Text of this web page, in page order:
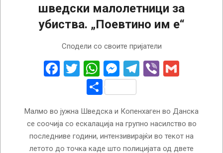
шведски малолетници за
убиствa. „Поевтино им е“
Сподели со своите пријатели
Facebook
Twitter
WhatsApp
Messenger
Telegram
Viber
Share
Малмо во јужна Шведска и Копенхаген во Данска
се соочија со ескалација на групно насилство во
последниве години, интензивирајќи во текот на
летото до точка каде што полицијата од двете